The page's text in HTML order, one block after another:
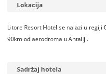
Lokacija
Litore Resort Hotel se nalazi u regiji
90km od aerodroma u Antaliji.
Sadržaj hotela